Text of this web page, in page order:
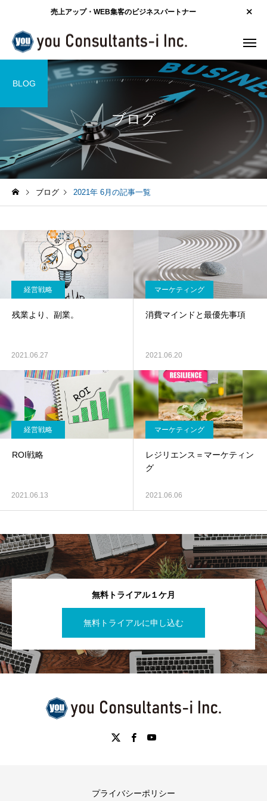
売上アップ・WEB集客のビジネスパートナー
ブログ
BLOG
ブログ 2021年 6月の記事一覧
経営戦略
残業より、副業。
2021.06.27
マーケティング
消費マインドと最優先事項
2021.06.20
経営戦略
ROI戦略
2021.06.13
マーケティング
レジリエンス＝マーケティン
グ
2021.06.06
無料トライアル１ケ月
無料トライアルに申し込む
プライバシーポリシー